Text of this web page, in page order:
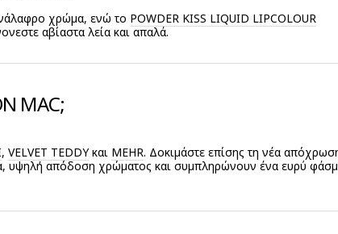
χρώμα, ενώ το POWDER KISS LIQUID LIPCOLOUR
αβίαστα λεία και απαλά.
MAC;
, VELVET TEDDYκαι MEHR. Δοκιμάστε επίσης τη νέα
υψηλή απόδοση χρώματος και συμπληρώνουν ένα ευρύ